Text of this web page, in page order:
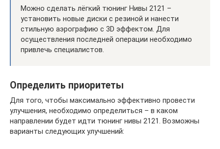
Можно сделать лёгкий тюнинг Нивы 2121 –
установить новые диски с резиной и нанести
стильную аэрографию с 3D эффектом. Для
осуществления последней операции необходимо
привлечь специалистов.
Определить приоритеты
Для того, чтобы максимально эффективно провести
улучшения, необходимо определиться – в каком
направлении будет идти тюнинг нивы 2121. Возможны
варианты следующих улучшений: